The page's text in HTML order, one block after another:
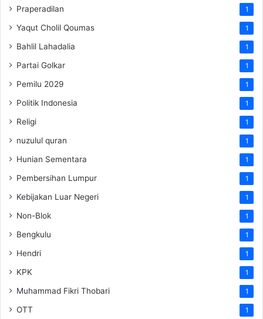
Praperadilan 1
Yaqut Cholil Qoumas 1
Bahlil Lahadalia 1
Partai Golkar 1
Pemilu 2029 1
Politik Indonesia 1
Religi 1
nuzulul quran 1
Hunian Sementara 1
Pembersihan Lumpur 1
Kebijakan Luar Negeri 1
Non-Blok 1
Bengkulu 1
Hendri 1
KPK 1
Muhammad Fikri Thobari 1
OTT 1